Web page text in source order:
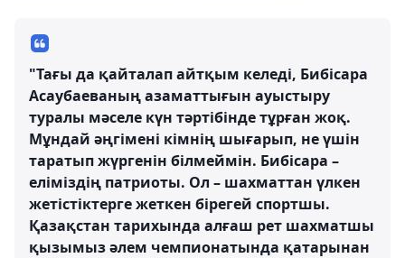
"Тағы да қайталап айтқым келеді, Бибісара
Асаубаеваның азаматтығын ауыстыру
туралы мәселе күн тәртібінде тұрған жоқ.
Мұндай әңгімені кімнің шығарып, не үшін
таратып жүргенін білмеймін. Бибісара –
еліміздің патриоты. Ол – шахматтан үлкен
жетістіктерге жеткен бірегей спортшы.
Қазақстан тарихында алғаш рет шахматшы
қызымыз әлем чемпионатында қатарынан